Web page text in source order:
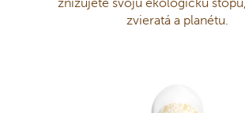
zvieratá a planétu.